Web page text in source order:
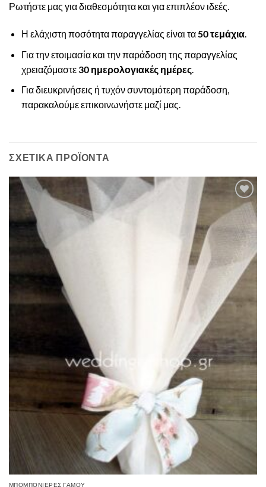
Ρωτήστε μας για διαθεσμότητα και για επιπλέον ιδεές.
Η ελάχιστη ποσότητα παραγγελίας είναι τα50 τεμάχια.
Για την ετοιμασία και την παράδοση της παραγγελίας
χρειαζόμαστε30 ημερολογιακές ημέρες.
Για διευκρινήσεις ή τυχόν συντομότερη παράδοση,
παρακαλούμεεπικοινωνήστε μαζί μας.
ΣΧΕΤΙΚΆ ΠΡΟΪΌΝΤΑ
Πρόσθήκη
στην λίστα
ΜΠΟΜΠΟΝΙΈΡΕΣ ΓΆΜΟΥ